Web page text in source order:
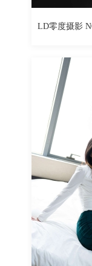
魅丝社
LD零度摄影